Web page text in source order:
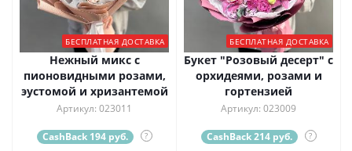
БЕСПЛАТНАЯ ДОСТАВКА
Нежный микс с
пионовидными розами,
эустомой и хризантемой
Артикул: 023011
CashBack 194 руб. ?
БЕСПЛАТНАЯ ДОСТАВКА
Букет "Розовый десерт" с
орхидеями, розами и
гортензией
Артикул: 023009
CashBack 214 руб. ?